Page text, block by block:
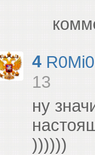
4 R0Mi0
13
ну
))))))